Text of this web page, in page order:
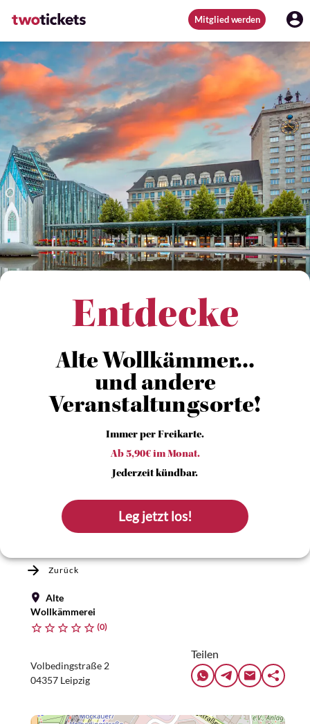
Mitglied werden
Entdecke
Alte Wollkämmer...
und andere
Veranstaltungsorte!
Immer per Freikarte.
Ab 5,90€ im Monat.
Jederzeit kündbar.
Leg jetzt los!
Zurück
Alte
Wollkämmerei
(0)
Volbedingstraße 2
04357 Leipzig
Teilen